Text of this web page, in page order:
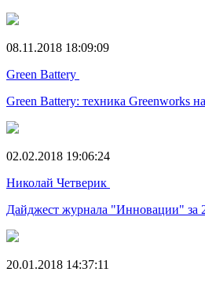
08.11.2018 18:09:09
Green Battery
Green Battery: техника Greenworks
02.02.2018 19:06:24
Николай Четверик
Дайджест журнала "Инновации" за
20.01.2018 14:37:11